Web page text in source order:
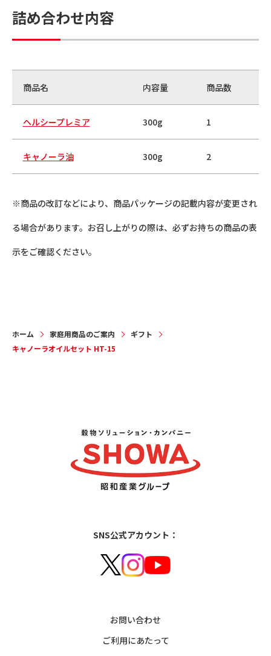
詰め合わせ内容
商品名 内容量 商品数
ヘルシープレミア 300g 1
キャノーラ油 300g 2
※商品の改訂などにより、商品パッケージの記載内容が変更され
る場合があります。お召し上がりの際は、必ずお持ちの商品の表
示をご確認ください。
ホーム 家庭用商品のご案内
ギフト
キャノーラオイルセット HT-15
SNS公式アカウント：
お問い合わせ
ご利用にあたって